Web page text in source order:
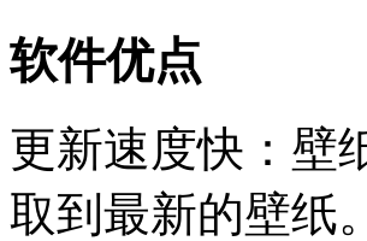
软件优点
更新速度快：壁
取到最新的壁纸。